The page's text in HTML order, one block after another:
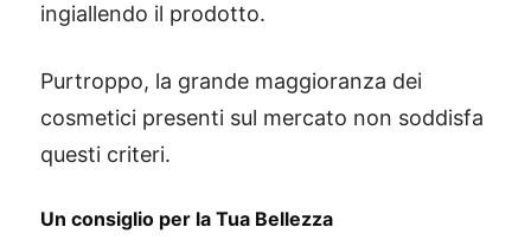
ingiallendo il prodotto.
Purtroppo, la grande maggioranza dei
cosmetici presenti sul mercato non soddisfa
questi criteri.
Un consiglio per la Tua Bellezza